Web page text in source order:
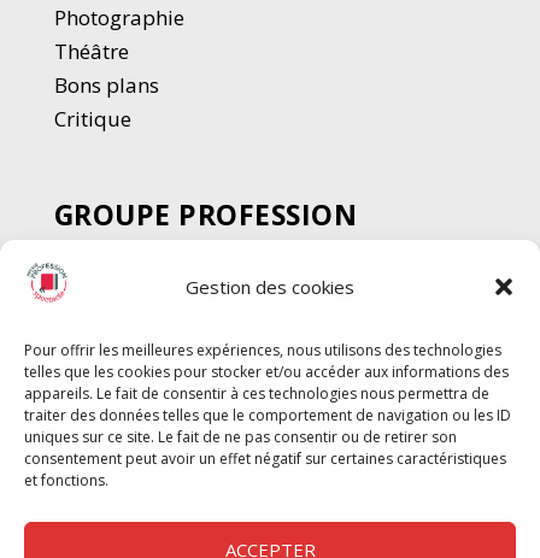
Gestion des cookies
Pour offrir les meilleures expériences, nous utilisons des technologies
telles que les cookies pour stocker et/ou accéder aux informations des
appareils. Le fait de consentir à ces technologies nous permettra de
traiter des données telles que le comportement de navigation ou les ID
uniques sur ce site. Le fait de ne pas consentir ou de retirer son
consentement peut avoir un effet négatif sur certaines caractéristiques
et fonctions.
ACCEPTER
Photographie
Théâtre
Bons plans
Critique
GROUPE PROFESSION
SPECTACLE
Chèque Intermittents
Chèque Compta
Chèque Emploi Spectacle
G-Pods
Profession Audio-visuel